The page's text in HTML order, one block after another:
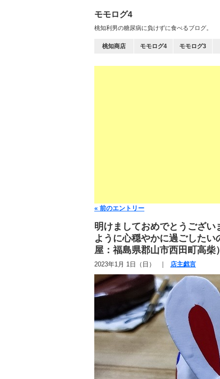
モモログ4
桃知利男の糖尿病に負けずに食べるブログ。
桃知商店 モモログ4 モモログ3
« 前のエントリー
明けましておめでとうござ
ように心穏やかに過ごした
屋：福島県郡山市西田町高柴
2023年1月 1日（日） 店主戯言